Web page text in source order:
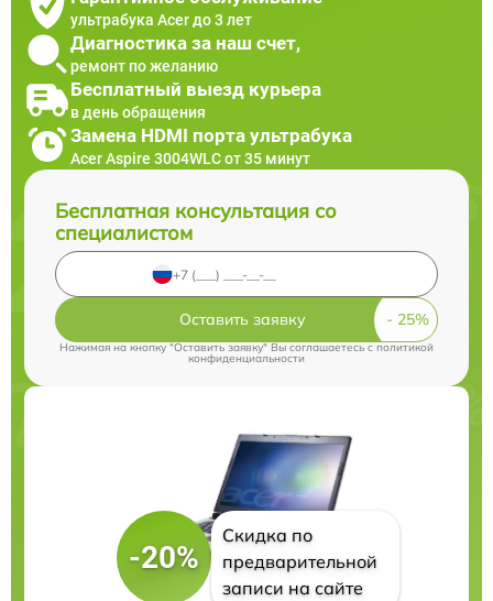
ультрабука Acer до 3 лет
Диагностика за наш счет,
ремонт по желанию
Бесплатный выезд курьера
в день обращения
Замена HDMI порта ультрабука
Acer Aspire 3004WLC от 35 минут
Бесплатная консультация со
специалистом
Оставить заявку
Нажимая на кнопку "Оставить заявку" Вы соглашаетесь cполитикой
конфиденциальности
-20%
Скидка по
предварительной
записи на сайте